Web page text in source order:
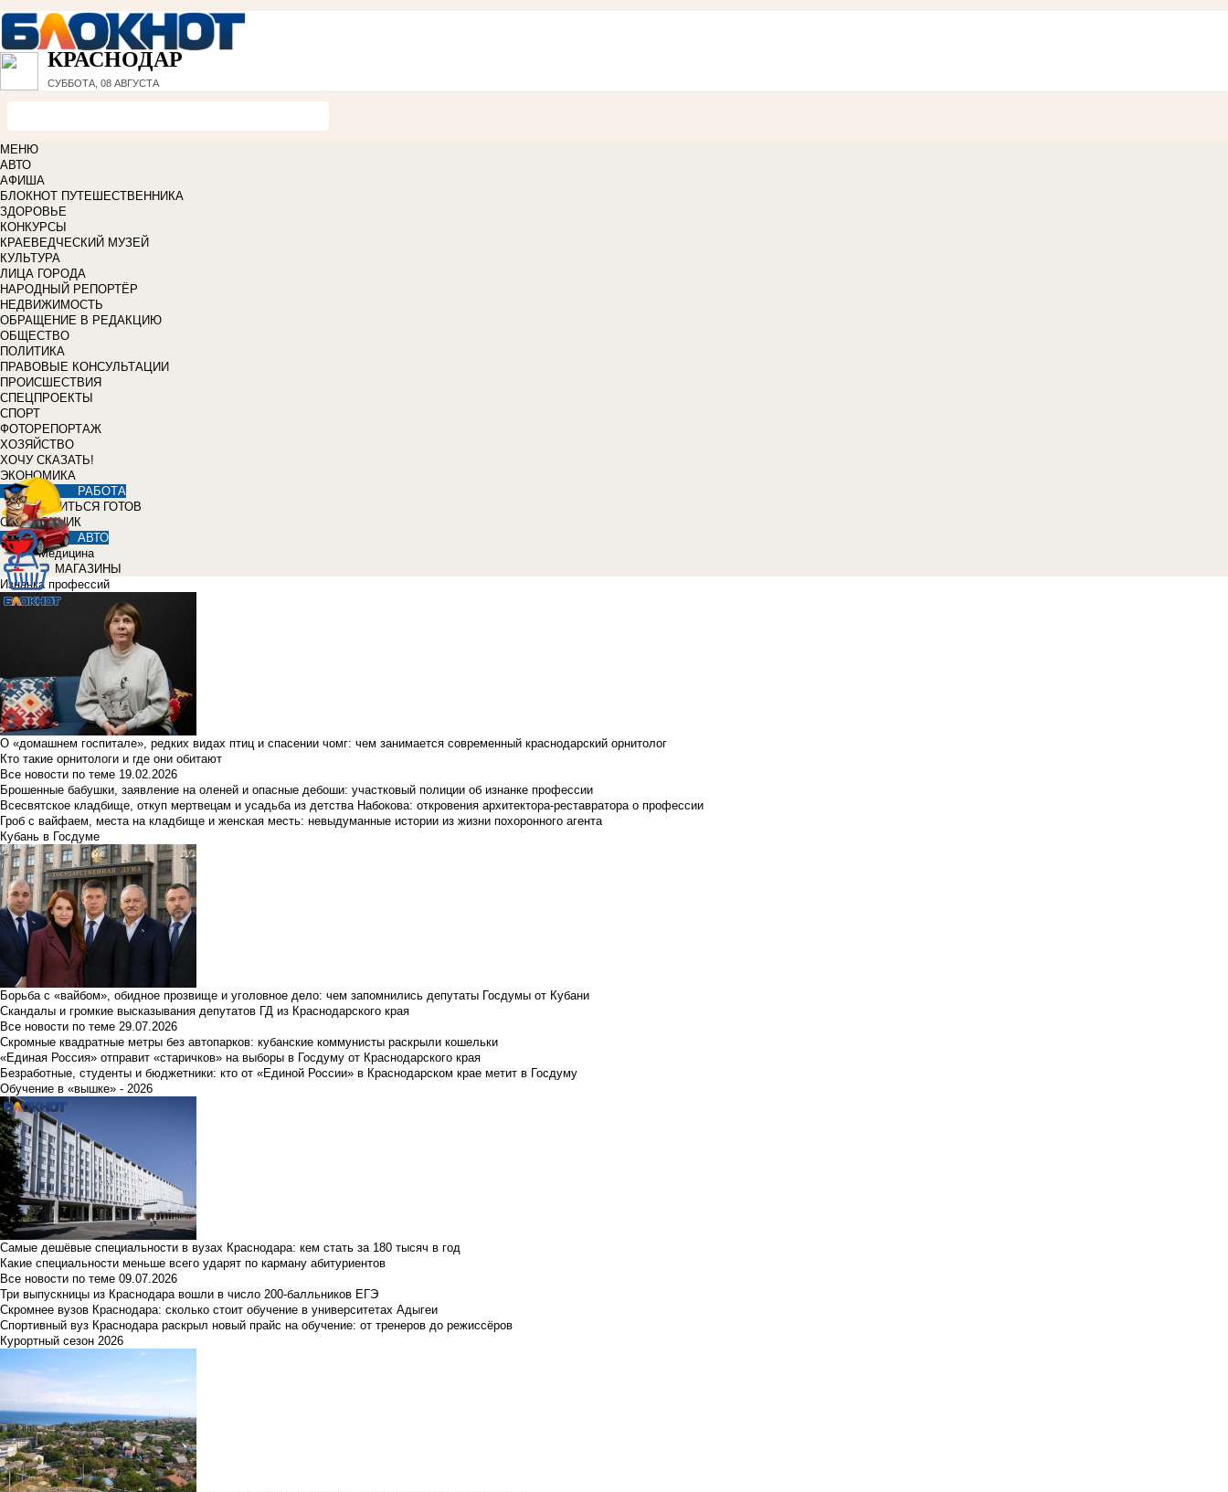
КРАСНОДАР
СУББОТА, 08 АВГУСТА
МЕНЮ
АВТО
АФИША
БЛОКНОТ ПУТЕШЕСТВЕННИКА
ЗДОРОВЬЕ
КОНКУРСЫ
КРАЕВЕДЧЕСКИЙ МУЗЕЙ
КУЛЬТУРА
ЛИЦА ГОРОДА
НАРОДНЫЙ РЕПОРТЁР
НЕДВИЖИМОСТЬ
ОБРАЩЕНИЕ В РЕДАКЦИЮ
ОБЩЕСТВО
ПОЛИТИКА
ПРАВОВЫЕ КОНСУЛЬТАЦИИ
ПРОИСШЕСТВИЯ
СПЕЦПРОЕКТЫ
СПОРТ
ФОТОРЕПОРТАЖ
ХОЗЯЙСТВО
ХОЧУ СКАЗАТЬ!
ЭКОНОМИКА
РАБОТА
УЧИТЬСЯ ГОТОВ
СПРАВОЧНИК
АВТО
Медицина
МАГАЗИНЫ
Изнанка профессий
О «домашнем госпитале», редких видах птиц и спасении чомг: чем занимается современный краснодарский орнитолог
Кто такие орнитологи и где они обитают
Все новости по теме 19.02.2026
Брошенные бабушки, заявление на оленей и опасные дебоши: участковый полиции об изнанке профессии
Всесвятское кладбище, откуп мертвецам и усадьба из детства Набокова: откровения архитектора-реставратора о профессии
Гроб с вайфаем, места на кладбище и женская месть: невыдуманные истории из жизни похоронного агента
Кубань в Госдуме
Борьба с «вайбом», обидное прозвище и уголовное дело: чем запомнились депутаты Госдумы от Кубани
Скандалы и громкие высказывания депутатов ГД из Краснодарского края
Все новости по теме 29.07.2026
Скромные квадратные метры без автопарков: кубанские коммунисты раскрыли кошельки
«Единая Россия» отправит «старичков» на выборы в Госдуму от Краснодарского края
Безработные, студенты и бюджетники: кто от «Единой России» в Краснодарском крае метит в Госдуму
Обучение в «вышке» - 2026
Самые дешёвые специальности в вузах Краснодара: кем стать за 180 тысяч в год
Какие специальности меньше всего ударят по карману абитуриентов
Все новости по теме 09.07.2026
Три выпускницы из Краснодара вошли в число 200-балльников ЕГЭ
Скромнее вузов Краснодара: сколько стоит обучение в университетах Адыгеи
Спортивный вуз Краснодара раскрыл новый прайс на обучение: от тренеров до режиссёров
Курортный сезон 2026